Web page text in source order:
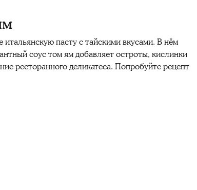
пасту с тайскими вкусами. В нём
соус том ям добавляет остроты, кислинки
ресторанного деликатеса. Попробуйте рецепт